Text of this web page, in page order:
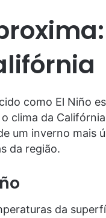
como El Niño
clima da
um inverno mais
da região.
da